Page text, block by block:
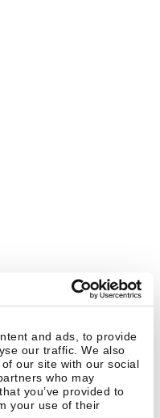
and ads, to provide
our traffic. We also
our site with our social
who may
you’ve provided to
your use of their
Privacybeleid
Licentieovereenkomst B2B
Center
Persberichten